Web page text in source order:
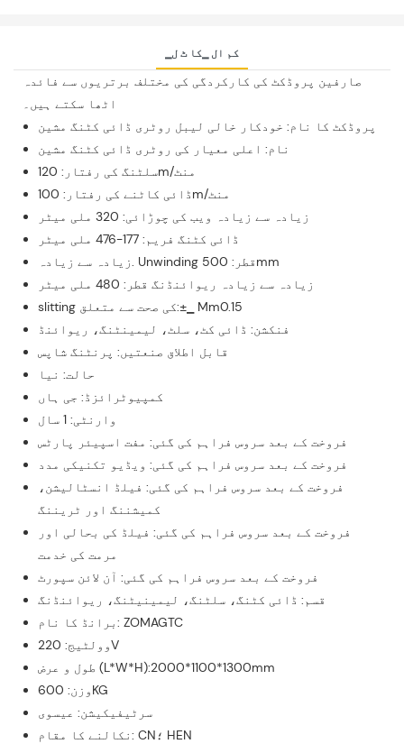
▁کم ال ▁کا ٹ ل
صارفین پروڈکٹ کی کارکردگی کی مختلف برتریوں سے فائدہ
اٹھا سکتے ہیں۔
پروڈکٹ کا نام: خودکار خالی لیبل روٹری ڈائی کٹنگ مشین
نام: اعلی معیار کی روٹری ڈائی کٹنگ مشین
سلٹنگ کی رفتار: 120m/منٹ
ڈائی کاٹنے کی رفتار: 100m/منٹ
زیادہ سے زیادہ ویب کی چوڑائی: 320 ملی میٹر
ڈائی کٹنگ فریم: 177-476 ملی میٹر
زیادہ سے زیادہ. Unwinding قطر: 500mm
زیادہ سے زیادہ ریوائنڈنگ قطر: 480 ملی میٹر
slitting کی صحت سے متعلق:±▁ Mm0.15
فنکشن: ڈائی کٹ، سلٹ، لیمینٹنگ، ریوائنڈ
قابل اطلاق صنعتیں: پرنٹنگ شاپس
حالت: نیا
کمپیوٹرائزڈ: جی ہاں
وارنٹی: 1 سال
فروخت کے بعد سروس فراہم کی گئی: مفت اسپیئر پارٹس
فروخت کے بعد سروس فراہم کی گئی: ویڈیو تکنیکی مدد
فروخت کے بعد سروس فراہم کی گئی: فیلڈ انسٹالیشن،
کمیشننگ اور ٹریننگ
فروخت کے بعد سروس فراہم کی گئی: فیلڈ کی بحالی اور
مرمت کی خدمت
فروخت کے بعد سروس فراہم کی گئی: آن لائن سپورٹ
قسم: ڈائی کٹنگ، سلٹنگ، لیمینیٹنگ، ریوائنڈنگ
برانڈ کا نام: ZOMAGTC
وولٹیج: 220V
طول و عرض (L*W*H):2000*1100*1300mm
وزن: 600KG
سرٹیفیکیشن: عیسوی
نکالنے کا مقام: CN؛ HEN